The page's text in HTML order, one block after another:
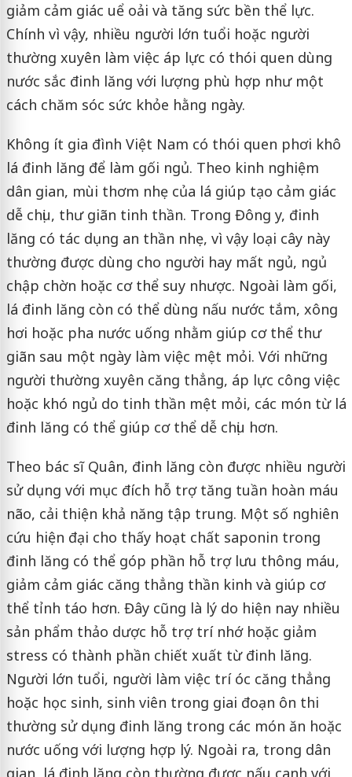
giảm cảm giác uể oải và tăng sức bền thể lực.
Chính vì vậy, nhiều người lớn tuổi hoặc người
thường xuyên làm việc áp lực có thói quen dùng
nước sắc đinh lăng với lượng phù hợp như một
cách chăm sóc sức khỏe hằng ngày.
Không ít gia đình Việt Nam có thói quen phơi khô
lá đinh lăng để làm gối ngủ. Theo kinh nghiệm
dân gian, mùi thơm nhẹ của lá giúp tạo cảm giác
dễ chịu, thư giãn tinh thần. Trong Đông y, đinh
lăng có tác dụng an thần nhẹ, vì vậy loại cây này
thường được dùng cho người hay mất ngủ, ngủ
chập chờn hoặc cơ thể suy nhược. Ngoài làm gối,
lá đinh lăng còn có thể dùng nấu nước tắm, xông
hơi hoặc pha nước uống nhằm giúp cơ thể thư
giãn sau một ngày làm việc mệt mỏi. Với những
người thường xuyên căng thẳng, áp lực công việc
hoặc khó ngủ do tinh thần mệt mỏi, các món từ lá
đinh lăng có thể giúp cơ thể dễ chịu hơn.
Theo bác sĩ Quân, đinh lăng còn được nhiều người
sử dụng với mục đích hỗ trợ tăng tuần hoàn máu
não, cải thiện khả năng tập trung. Một số nghiên
cứu hiện đại cho thấy hoạt chất saponin trong
đinh lăng có thể góp phần hỗ trợ lưu thông máu,
giảm cảm giác căng thẳng thần kinh và giúp cơ
thể tỉnh táo hơn. Đây cũng là lý do hiện nay nhiều
sản phẩm thảo dược hỗ trợ trí nhớ hoặc giảm
stress có thành phần chiết xuất từ đinh lăng.
Người lớn tuổi, người làm việc trí óc căng thẳng
hoặc học sinh, sinh viên trong giai đoạn ôn thi
thường sử dụng đinh lăng trong các món ăn hoặc
nước uống với lượng hợp lý. Ngoài ra, trong dân
gian, lá đinh lăng còn thường được nấu canh với